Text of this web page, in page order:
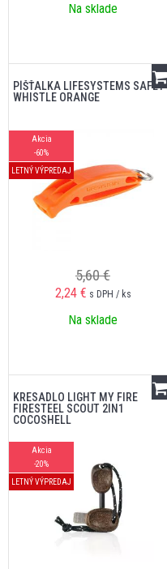
Na sklade
PÍŠŤALKA LIFESYSTEMS
WHISTLE ORANGE
Akcia
-60%
LETNÝ VÝPREDAJ
5,60 €
2,24 € s DPH / ks
Na sklade
KRESADLO LIGHT MY FIRE
FIRESTEEL SCOUT 2IN1
COCOSHELL
Akcia
-20%
LETNÝ VÝPREDAJ